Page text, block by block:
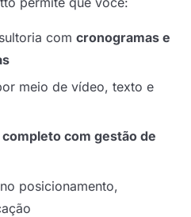
com cronogramas e
meio de vídeo, texto e
com gestão de
posicionamento,